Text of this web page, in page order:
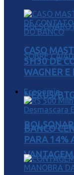
NEXUS/
CASO
5H30 DE
WAGNER E
Economia
BANCO
PARA 14%